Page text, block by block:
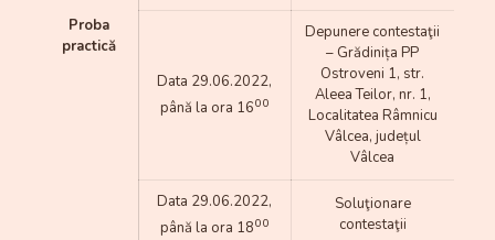
Proba
practică
Data 29.06.2022,
până la ora 1600
Depunere contestaţii
– Grădinița PP
Ostroveni 1, str.
Aleea Teilor, nr. 1,
Localitatea Râmnicu
Vâlcea, județul
Vâlcea
Data 29.06.2022,
până la ora 1800
Soluţionare
contestaţii